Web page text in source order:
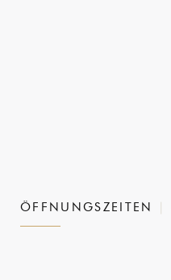
ÖFFNUNGSZEITEN